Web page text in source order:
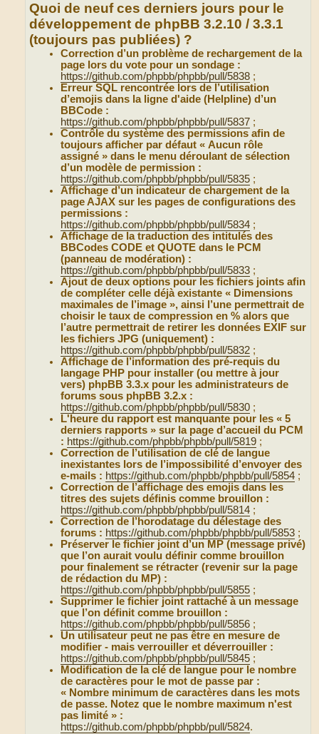
Quoi de neuf ces derniers jours pour le
développement de phpBB 3.2.10 / 3.3.1
(toujours pas publiées) ?
Correction d’un problème de rechargement de la
page lors du vote pour un sondage :
https://github.com/phpbb/phpbb/pull/5838 ;
Erreur SQL rencontrée lors de l’utilisation
d’emojis dans la ligne d'aide (Helpline) d’un
BBCode :
https://github.com/phpbb/phpbb/pull/5837 ;
Contrôle du système des permissions afin de
toujours afficher par défaut « Aucun rôle
assigné » dans le menu déroulant de sélection
d’un modèle de permission :
https://github.com/phpbb/phpbb/pull/5835 ;
Affichage d’un indicateur de chargement de la
page AJAX sur les pages de configurations des
permissions :
https://github.com/phpbb/phpbb/pull/5834 ;
Affichage de la traduction des intitulés des
BBCodes CODE et QUOTE dans le PCM
(panneau de modération) :
https://github.com/phpbb/phpbb/pull/5833 ;
Ajout de deux options pour les fichiers joints afin
de compléter celle déjà existante « Dimensions
maximales de l’image », ainsi l’une permettrait de
choisir le taux de compression en % alors que
l’autre permettrait de retirer les données EXIF sur
les fichiers JPG (uniquement) :
https://github.com/phpbb/phpbb/pull/5832 ;
Affichage de l’information des pré-requis du
langage PHP pour installer (ou mettre à jour
vers) phpBB 3.3.x pour les administrateurs de
forums sous phpBB 3.2.x :
https://github.com/phpbb/phpbb/pull/5830 ;
L'heure du rapport est manquante pour les « 5
derniers rapports » sur la page d’accueil du PCM
: https://github.com/phpbb/phpbb/pull/5819 ;
Correction de l’utilisation de clé de langue
inexistantes lors de l’impossibilité d’envoyer des
e-mails : https://github.com/phpbb/phpbb/pull/5854 ;
Correction de l’affichage des emojis dans les
titres des sujets définis comme brouillon :
https://github.com/phpbb/phpbb/pull/5814 ;
Correction de l’horodatage du délestage des
forums : https://github.com/phpbb/phpbb/pull/5853 ;
Préserver le fichier joint d’un MP (message privé)
que l’on aurait voulu définir comme brouillon
pour finalement se rétracter (revenir sur la page
de rédaction du MP) :
https://github.com/phpbb/phpbb/pull/5855 ;
Supprimer le fichier joint rattaché à un message
que l’on définit comme brouillon :
https://github.com/phpbb/phpbb/pull/5856 ;
Un utilisateur peut ne pas être en mesure de
modifier - mais verrouiller et déverrouiller :
https://github.com/phpbb/phpbb/pull/5845 ;
Modification de la clé de langue pour le nombre
de caractères pour le mot de passe par :
« Nombre minimum de caractères dans les mots
de passe. Notez que le nombre maximum n'est
pas limité » :
https://github.com/phpbb/phpbb/pull/5824.